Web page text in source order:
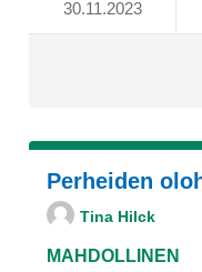
30.11.2023
Perheiden
Tina Hilck
MAHDOLLINEN